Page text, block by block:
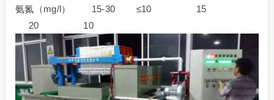
氨氮（mg/l） 15-30 ≤10 15
20 10